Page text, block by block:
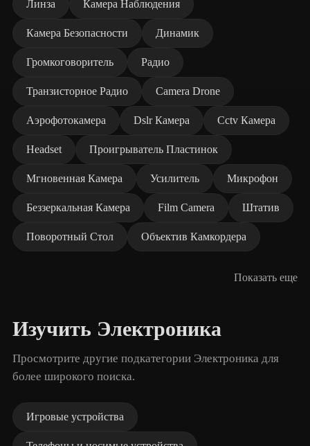
Линза Камера Наблюдения
Камера Безопасности Динамик
Громкоговоритель Радио
Транзисторное Радио Camera Drone
Аэрофотокамера Dslr Камера Cctv Камера
Headset Проигрыватель Пластинок
Мгновенная Камера Усилитель Микрофон
Беззеркальная Камера Film Camera Штатив
Поворотный Стол Объектив Камкордера
Показать еще
Изучить Электроника
Просмотрите другие подкатегории Электроника для
более широкого поиска.
Игровые устройства